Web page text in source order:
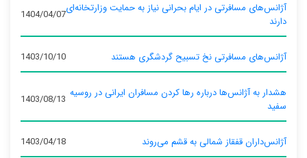
آژانس‌های مسافرتی در ایام بحرانی نیاز به حمایت وزارتخانه‌ای
دارند
1404/04/07
آژانس‌های مسافرتی نخ تسبیح گردشگری هستند 1403/10/10
هشدار به آژانس‌ها درباره رها کردن مسافران ایرانی در روسیه
سفید
1403/08/13
آژانس‌داران قفقاز شمالی به قشم می‌روند 1403/04/18